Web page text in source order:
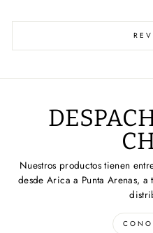
Nuestros productos tienen
desde Arica a Punta Arenas,